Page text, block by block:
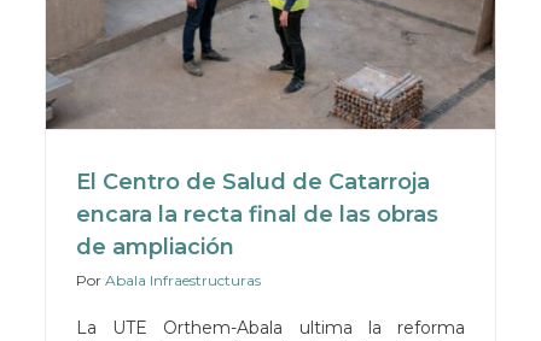
El Centro de Salud de Catarroja
encara la recta final de las obras
de ampliación
PorAbala Infraestructuras
La UTE Orthem-Abala ultima la reforma